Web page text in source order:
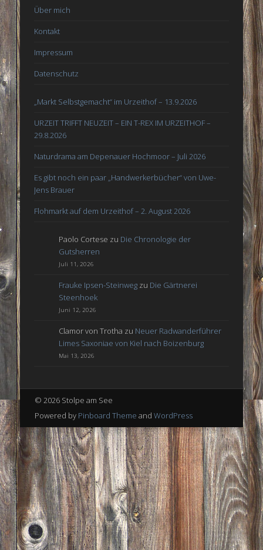
Über mich
Kontakt
Impressum
Datenschutz
„Markt Selbstgemacht“ im Urzeithof – 13.9.2026
URZEIT TRIFFT NEUZEIT – EIN T-REX IM URZEITHOF –
29.8.2026
Naturdrama am Depenauer Hochmoor – Juli 2026
Es gibt noch ein paar „Handwerkerbücher“ von Uwe-
Jens Brauer
Flohmarkt auf dem Urzeithof – 2. August 2026
Paolo Cortese zu Die Chronologie der
Gutsherren
Juli 11, 2026
Frauke Ipsen-Steinweg zu Die Gärtnerei
Steenhoek
Juni 12, 2026
Clamor von Trotha zu Neuer Radwanderführer
Limes Saxoniae von Kiel nach Boizenburg
Mai 13, 2026
© 2026 Stolpe am See
Powered by Pinboard Theme and WordPress